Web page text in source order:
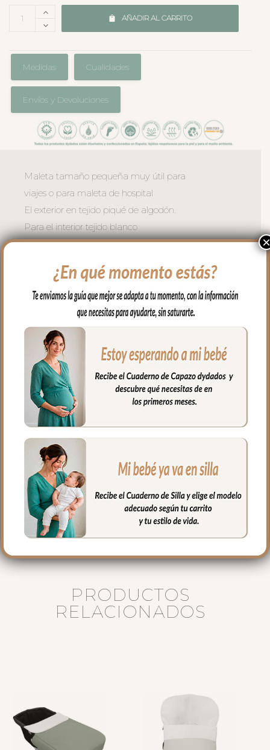
AÑADIR AL CARRITO
Medidas Cualidades
Envíos y Devoluciones
Maleta tamaño pequeña muy útil para
viajes o para maleta de hospital
El exterior en tejido piqué de algodón.
Para el interior tejido blanco
impermeable; muy fácil de limpiar por
necesites puedes lavar en lavadora
siempre agua fría jabones no abrasivos y
secado al natural.
Cierre con cremallera de doble carro al
tono del estampado.
Puedes llevar todas las cositas de tu bebé
bien organizadas y sujetas en el interior y
además cuenta con un bolsillo interior
con cremallera.
Ideal para llevar de la mano con sus asas
cortas o llevar al hombro con el asa largo.
Medidas Maleta:
56 cms Ancho
40 cms Alto
16 cms de lomo
PRODUCTOS
RELACIONADOS
×